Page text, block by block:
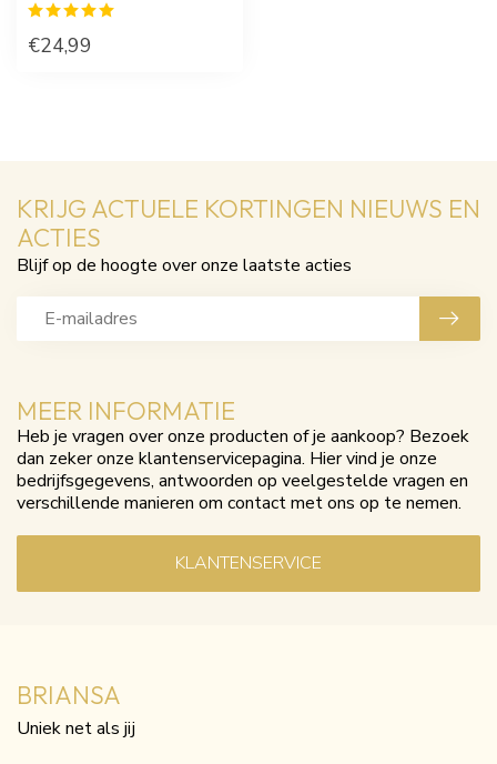
€24,99
MEER INFORMATIE
Heb je vragen over onze producten of je aankoop? Bezoek
dan zeker onze klantenservicepagina. Hier vind je onze
bedrijfsgegevens, antwoorden op veelgestelde vragen en
verschillende manieren om contact met ons op te nemen.
KLANTENSERVICE
KRIJG ACTUELE KORTINGEN NIEUWS EN
ACTIES
Blijf op de hoogte over onze laatste acties
BRIANSA
Uniek net als jij